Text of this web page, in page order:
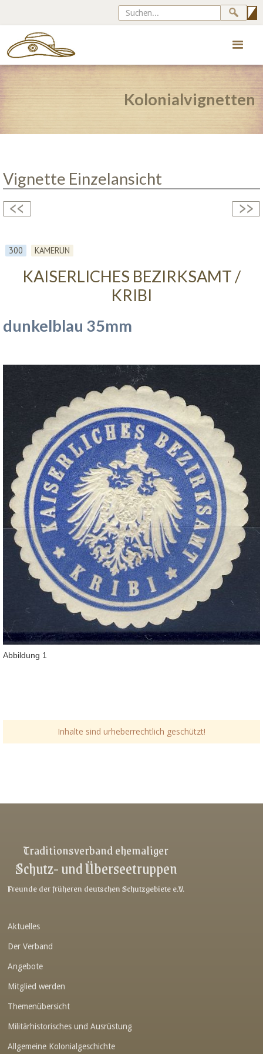
Kolonialvignetten
Vignette Einzelansicht
300 KAMERUN
KAISERLICHES BEZIRKSAMT /
KRIBI
dunkelblau 35mm
Abbildung 1
Inhalte sind urheberrechtlich geschützt!
Link-v-z
Link-v-z
Link-v-z
Link-v-z
Link-v-z
Link-v-z
Traditionsverband ehemaliger
Schutz- und Überseetruppen
Freunde der früheren deutschen Schutzgebiete e.V.
Aktuelles
Der Verband
Angebote
Mitglied werden
Themenübersicht
Militärhistorisches und Ausrüstung
Allgemeine Kolonialgeschichte